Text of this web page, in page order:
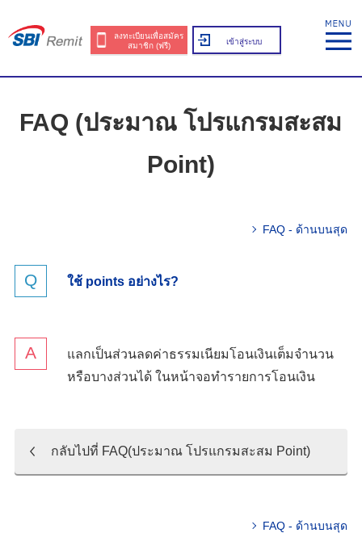
ลงทะเบียนเพื่อสมัคร
สมาชิก (ฟรี)
เข้าสู่ระบบ
FAQ (ประมาณ โปรแกรมสะสม
Point)
FAQ - ด้านบนสุด
ใช้ points อย่างไร?
แลกเป็นส่วนลดค่าธรรมเนียมโอนเงินเต็มจำนวน
หรือบางส่วนได้ ในหน้าจอทำรายการโอนเงิน
กลับไปที่ FAQ(ประมาณ โปรแกรมสะสม Point)
FAQ - ด้านบนสุด